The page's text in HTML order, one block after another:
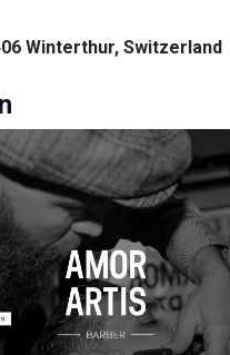
Winterthur, Switzerland